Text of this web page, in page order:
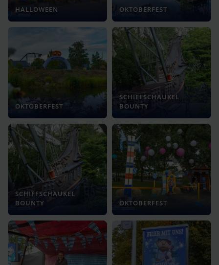
HALLOWEEN OKTOBERFEST
OKTOBERFEST
SCHIFFSCHAUKEL
BOUNTY
SCHIFFSCHAUKEL
BOUNTY
OKTOBERFEST